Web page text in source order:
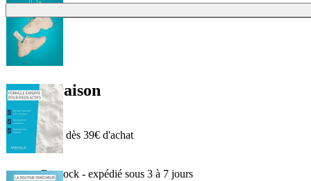
Livraison
Offerte dès 39€ d'achat
En stock - expédié sous 3 à 7 jours